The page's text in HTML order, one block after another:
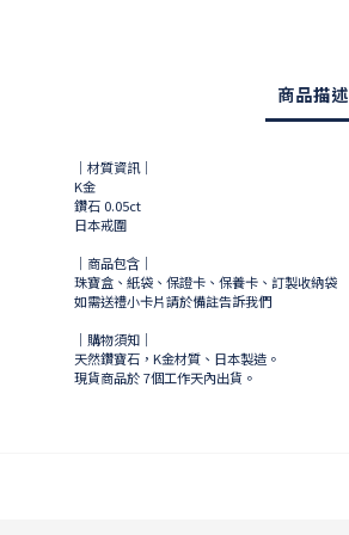
商品描述
｜材質資訊｜
K金
鑽石 0.05ct
日本戒圍
｜商品包含｜
珠寶盒、紙袋、保證卡、保養卡、訂製收納袋
如需送禮小卡片請於備註告訴我們
｜購物須知｜
天然鑽寶石，K金材質、日本製造。
現貨商品於7個工作天內出貨。